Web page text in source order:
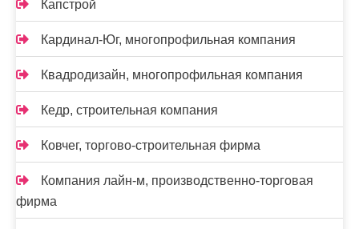
Капстрой
Кардинал-Юг, многопрофильная компания
Квадродизайн, многопрофильная компания
Кедр, строительная компания
Ковчег, торгово-строительная фирма
Компания лайн-м, производственно-торговая
фирма